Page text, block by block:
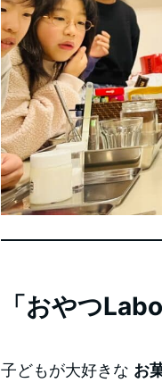
「おやつ
子どもが大好きな お